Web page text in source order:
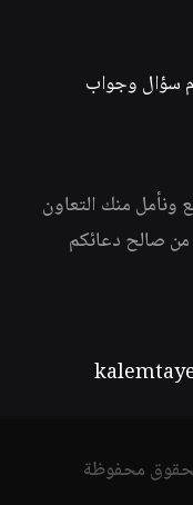
سؤال وجواب
ونأمل منك التعاون
من صالح دعائكم
محفوظة